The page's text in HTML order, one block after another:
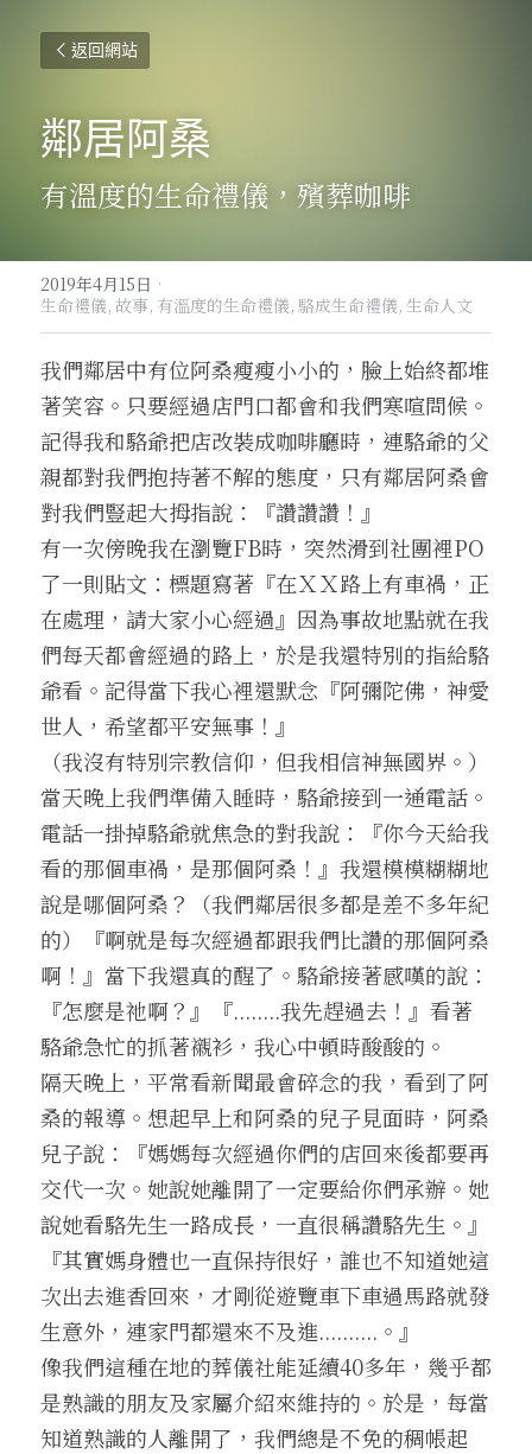
返回網站
鄰居阿桑
有溫度的生命禮儀，殯葬咖啡
2019年4月15日 ·
生命禮儀, 故事, 有溫度的生命禮儀, 駱成生命禮儀, 生命人文
我們鄰居中有位阿桑瘦瘦小小的，臉上始終都堆
著笑容。只要經過店門口都會和我們寒喧問候。
記得我和駱爺把店改裝成咖啡廳時，連駱爺的父
親都對我們抱持著不解的態度，只有鄰居阿桑會
對我們豎起大拇指說：『讚讚讚！』
有一次傍晚我在瀏覽FB時，突然滑到社團裡PO
了一則貼文：標題寫著『在ＸＸ路上有車禍，正
在處理，請大家小心經過』因為事故地點就在我
們每天都會經過的路上，於是我還特別的指給駱
爺看。記得當下我心裡還默念『阿彌陀佛，神愛
世人，希望都平安無事！』
（我沒有特別宗教信仰，但我相信神無國界。）
當天晚上我們準備入睡時，駱爺接到一通電話。
電話一掛掉駱爺就焦急的對我說：『你今天給我
看的那個車禍，是那個阿桑！』我還模模糊糊地
說是哪個阿桑？（我們鄰居很多都是差不多年紀
的）『啊就是每次經過都跟我們比讚的那個阿桑
啊！』當下我還真的醒了。駱爺接著感嘆的說：
『怎麼是祂啊？』『........我先趕過去！』看著
駱爺急忙的抓著襯衫，我心中頓時酸酸的。
隔天晚上，平常看新聞最會碎念的我，看到了阿
桑的報導。想起早上和阿桑的兒子見面時，阿桑
兒子說：『媽媽每次經過你們的店回來後都要再
交代一次。她說她離開了一定要給你們承辦。她
說她看駱先生一路成長，一直很稱讚駱先生。』
『其實媽身體也一直保持很好，誰也不知道她這
次出去進香回來，才剛從遊覽車下車過馬路就發
生意外，連家門都還來不及進..........。』
像我們這種在地的葬儀社能延續40多年，幾乎都
是熟識的朋友及家屬介紹來維持的。於是，每當
知道熟識的人離開了，我們總是不免的稠帳起